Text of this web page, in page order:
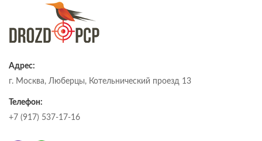
Адрес:
г. Москва, Люберцы, Котельнический проезд 13
Телефон:
+7 (917) 537-17-16